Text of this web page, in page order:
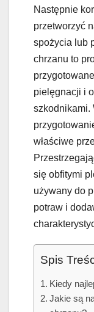
Następnie
przetworzyć
spożycia lub
chrzanu to
pielęgnacji i
szkodnikami.
właściwe
się obfitymi
używany do
potraw i
Spis
Kiedy
Jakie są